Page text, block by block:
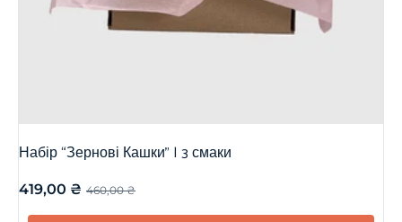
Набір “Зернові Кашки” | 3 смаки
460,00₴
419,00 ₴